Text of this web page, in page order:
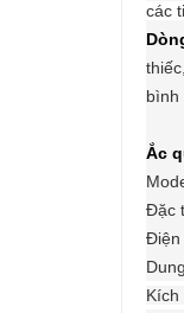
các
bình
Ắc
Đặc
Điện
Kích